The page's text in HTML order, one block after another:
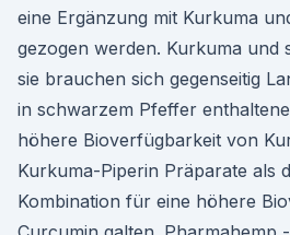
eine Ergänzung mit Kurkuma
gezogen werden. Kurkuma
sie brauchen sich gegenseitig
in schwarzem Pfeffer
höhere Bioverfügbarkeit von
Kurkuma-Piperin Präparate als
Kombination für eine höhere